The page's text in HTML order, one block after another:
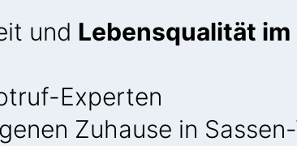
und Lebensqualität
Experten
Zuhause in